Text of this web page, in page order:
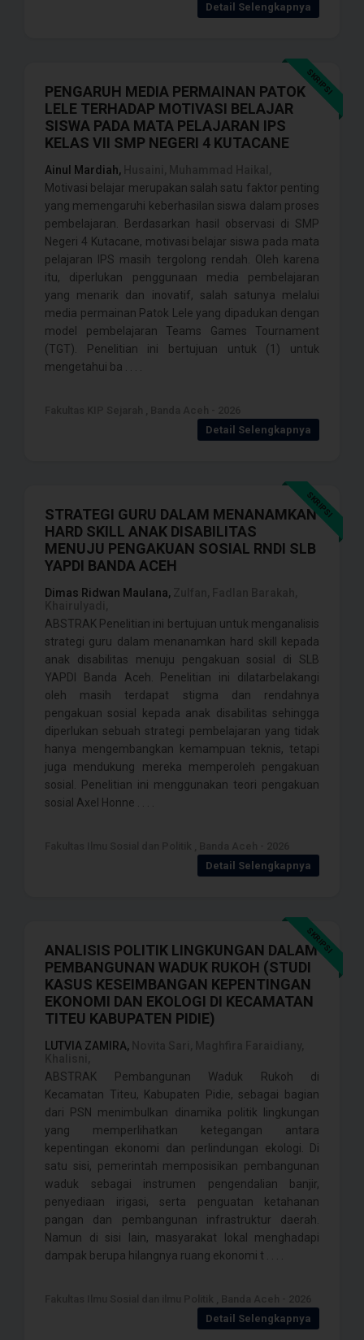
Detail Selengkapnya
SKRIPSI
PENGARUH MEDIA PERMAINAN PATOK
LELE TERHADAP MOTIVASI BELAJAR
SISWA PADA MATA PELAJARAN IPS
KELAS VII SMP NEGERI 4 KUTACANE
Ainul Mardiah,
Motivasi belajar merupakan salah satu faktor penting
yang memengaruhi keberhasilan siswa dalam proses
pembelajaran. Berdasarkan hasil observasi di SMP
Negeri 4 Kutacane, motivasi belajar siswa pada mata
pelajaran IPS masih tergolong rendah. Oleh karena
itu, diperlukan penggunaan media pembelajaran
yang menarik dan inovatif, salah satunya melalui
media permainan Patok Lele yang dipadukan dengan
model pembelajaran Teams Games Tournament
(TGT). Penelitian ini bertujuan untuk (1) untuk
mengetahui ba . . . .
Detail Selengkapnya
SKRIPSI
STRATEGI GURU DALAM MENANAMKAN
HARD SKILL ANAK DISABILITAS
MENUJU PENGAKUAN SOSIAL RNDI SLB
YAPDI BANDA ACEH
Dimas Ridwan Maulana,
ABSTRAK Penelitian ini bertujuan untuk menganalisis
strategi guru dalam menanamkan hard skill kepada
anak disabilitas menuju pengakuan sosial di SLB
YAPDI Banda Aceh. Penelitian ini dilatarbelakangi
oleh masih terdapat stigma dan rendahnya
pengakuan sosial kepada anak disabilitas sehingga
diperlukan sebuah strategi pembelajaran yang tidak
hanya mengembangkan kemampuan teknis, tetapi
juga mendukung mereka memperoleh pengakuan
sosial. Penelitian ini menggunakan teori pengakuan
sosial Axel Honne . . . .
Detail Selengkapnya
SKRIPSI
ANALISIS POLITIK LINGKUNGAN DALAM
PEMBANGUNAN WADUK RUKOH (STUDI
KASUS KESEIMBANGAN KEPENTINGAN
EKONOMI DAN EKOLOGI DI KECAMATAN
TITEU KABUPATEN PIDIE)
LUTVIA ZAMIRA,
ABSTRAK Pembangunan Waduk Rukoh di
Kecamatan Titeu, Kabupaten Pidie, sebagai bagian
dari PSN menimbulkan dinamika politik lingkungan
yang memperlihatkan ketegangan antara
kepentingan ekonomi dan perlindungan ekologi. Di
satu sisi, pemerintah memposisikan pembangunan
waduk sebagai instrumen pengendalian banjir,
penyediaan irigasi, serta penguatan ketahanan
pangan dan pembangunan infrastruktur daerah.
Namun di sisi lain, masyarakat lokal menghadapi
dampak berupa hilangnya ruang ekonomi t . . . .
Detail Selengkapnya